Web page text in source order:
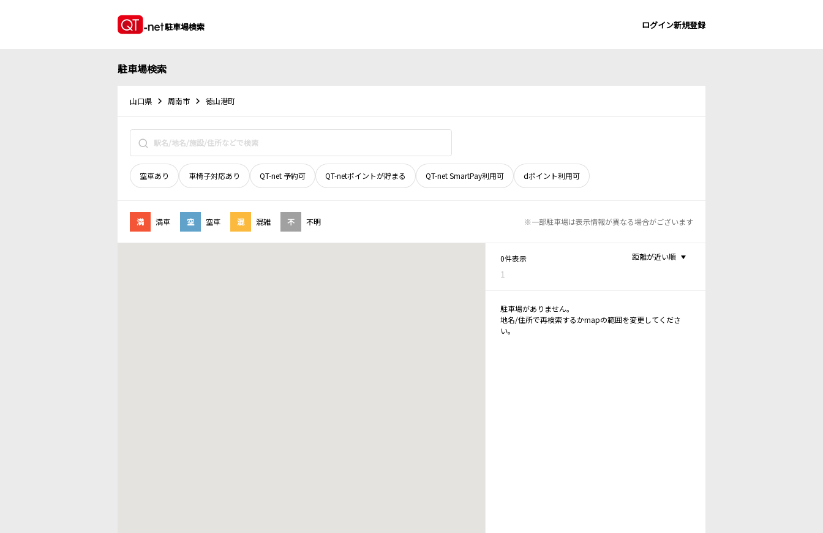
駐車場検索 ログイン新規登録
駐車場検索
山口県 周南市 徳山港町
空車あり 車椅子対応あり QT-net 予約可 QT-netポイントが貯まる QT-net SmartPay利用可 dポイント利用可
満 満車 空 空車 混 混雑 不 不明 ※一部駐車場は表示情報が異なる場合がございます
0件表示
1
距離が近い順
駐車場がありません。
地名/住所で再検索するかmapの範囲を変更してくださ
い。